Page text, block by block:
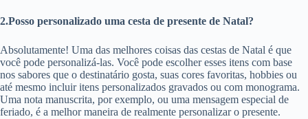
2.Posso personalizado uma cesta de presente de Natal?
Absolutamente! Uma das melhores coisas das cestas de Natal é que
você pode personalizá-las. Você pode escolher esses itens com base
nos sabores que o destinatário gosta, suas cores favoritas, hobbies ou
até mesmo incluir itens personalizados gravados ou com monograma.
Uma nota manuscrita, por exemplo, ou uma mensagem especial de
feriado, é a melhor maneira de realmente personalizar o presente.